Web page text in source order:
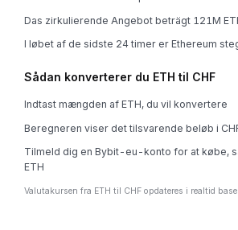
Das zirkulierende Angebot beträgt 121M
I løbet af de sidste 24 timer er Ethereum
Sådan konverterer du ETH til CHF
Indtast mængden af ETH, du vil konvertere
Beregneren viser det tilsvarende beløb i
Tilmeld dig en Bybit-eu-konto for at købe,
ETH
Valutakursen fra ETH til CHF opdateres i realtid